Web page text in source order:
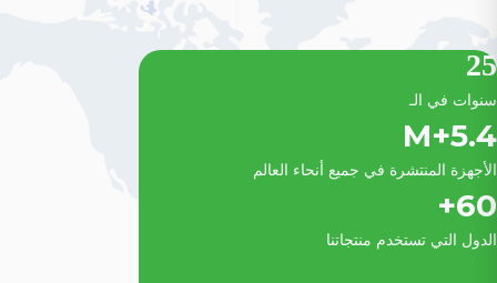
سنوات في الـ
25
الأجهزة المنتشرة في جميع أنحاء العالم
5.4
+M
الدول التي تستخدم منتجاتنا
60
+